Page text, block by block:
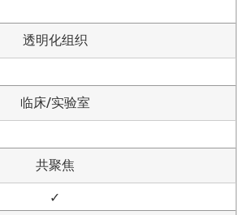
透明化组织
临床/实验室
共聚焦
✓